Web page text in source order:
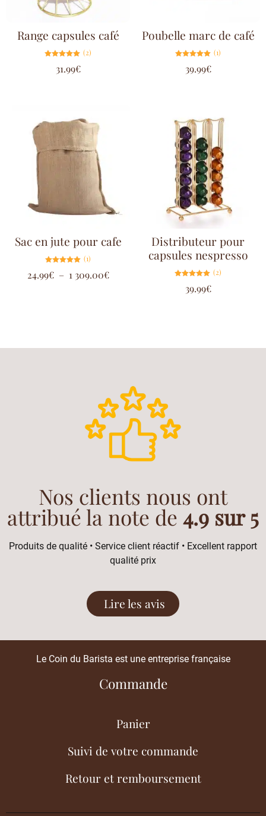
Range capsules café
5.00
sur 5
(2)
31.99€
Poubelle marc de café
5.00
sur 5
(1)
39.99€
Sac en jute pour cafe
5.00
(1)
24.99€ – 1 309.00€
Distributeur pour
capsules nespresso
5.00
sur 5
(2)
39.99€
Nos clients nous ont
attribué la note de 4.9 sur 5
Produits de qualité • Service client réactif • Excellent rapport
qualité prix
Lire les avis
Le Coin du Barista est une entreprise française
Commande
Panier
Suivi de votre commande
Retour et remboursement